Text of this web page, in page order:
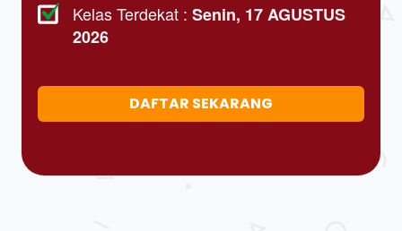
Kelas Terdekat : Senin, 17 AGUSTUS
2026
`DAFTAR SEKARANG